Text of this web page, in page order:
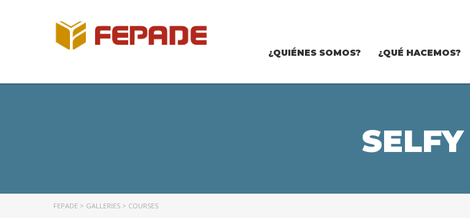
¿QUIÉNES SOMOS? ¿QUÉ HACEMOS?
SELFY
FEPADE > GALLERIES > COURSES